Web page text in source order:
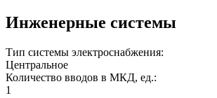
Инженерные системы
Тип системы электроснабжения:
Центральное
Количество вводов в МКД, ед.:
1